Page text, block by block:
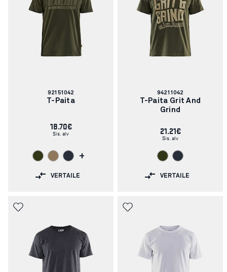
Tuotenumero:
92151042
T-Paita
18.70€
Sis. alv
+
VERTAILE
Tuotenumero:
94211042
T-Paita Grit And
Grind
21.21€
Sis. alv
VERTAILE